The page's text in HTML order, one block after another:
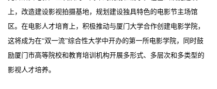
上，改造建设影视拍摄基地，规划建设独具特色的电影节主场馆
区。在电影人才培育上，积极推动与厦门大学合作创建电影学院，
这将成为在“双一流”综合性大学中开办的第一所电影学院，同时鼓
励厦门市高等院校和教育培训机构开展多形式、多层次和多类型的
影视人才培养。